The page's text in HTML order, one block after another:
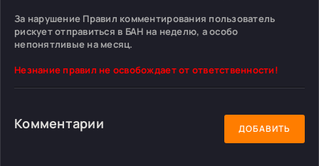
За нарушение Правил комментирования пользователь
рискует отправиться в БАН на неделю, а особо
непонятливые на месяц.
Незнание правил не освобождает от ответственности!
Комментарии ДОБАВИТЬ